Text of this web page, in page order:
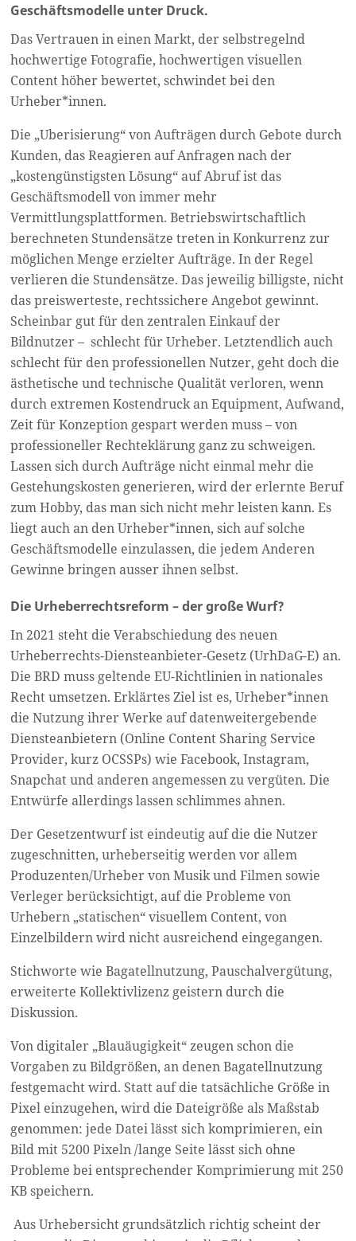
Geschäftsmodelle unter Druck.
Das Vertrauen in einen Markt, der selbstregelnd
hochwertige Fotografie, hochwertigen visuellen
Content höher bewertet, schwindet bei den
Urheber*innen.
Die „Uberisierung“ von Aufträgen durch Gebote durch
Kunden, das Reagieren auf Anfragen nach der
„kostengünstigsten Lösung“ auf Abruf ist das
Geschäftsmodell von immer mehr
Vermittlungsplattformen. Betriebswirtschaftlich
berechneten Stundensätze treten in Konkurrenz zur
möglichen Menge erzielter Aufträge. In der Regel
verlieren die Stundensätze. Das jeweilig billigste, nicht
das preiswerteste, rechtssichere Angebot gewinnt.
Scheinbar gut für den zentralen Einkauf der
Bildnutzer – schlecht für Urheber. Letztendlich auch
schlecht für den professionellen Nutzer, geht doch die
ästhetische und technische Qualität verloren, wenn
durch extremen Kostendruck an Equipment, Aufwand,
Zeit für Konzeption gespart werden muss – von
professioneller Rechteklärung ganz zu schweigen.
Lassen sich durch Aufträge nicht einmal mehr die
Gestehungskosten generieren, wird der erlernte Beruf
zum Hobby, das man sich nicht mehr leisten kann. Es
liegt auch an den Urheber*innen, sich auf solche
Geschäftsmodelle einzulassen, die jedem Anderen
Gewinne bringen ausser ihnen selbst.
Die Urheberrechtsreform – der große Wurf?
In 2021 steht die Verabschiedung des neuen
Urheberrechts-Diensteanbieter-Gesetz (UrhDaG-E) an.
Die BRD muss geltende EU-Richtlinien in nationales
Recht umsetzen. Erklärtes Ziel ist es, Urheber*innen
die Nutzung ihrer Werke auf datenweitergebende
Diensteanbietern (Online Content Sharing Service
Provider, kurz OCSSPs) wie Facebook, Instagram,
Snapchat und anderen angemessen zu vergüten. Die
Entwürfe allerdings lassen schlimmes ahnen.
Der Gesetzentwurf ist eindeutig auf die die Nutzer
zugeschnitten, urheberseitig werden vor allem
Produzenten/Urheber von Musik und Filmen sowie
Verleger berücksichtigt, auf die Probleme von
Urhebern „statischen“ visuellem Content, von
Einzelbildern wird nicht ausreichend eingegangen.
Stichworte wie Bagatellnutzung, Pauschalvergütung,
erweiterte Kollektivlizenz geistern durch die
Diskussion.
Von digitaler „Blauäugigkeit“ zeugen schon die
Vorgaben zu Bildgrößen, an denen Bagatellnutzung
festgemacht wird. Statt auf die tatsächliche Größe in
Pixel einzugehen, wird die Dateigröße als Maßstab
genommen: jede Datei lässt sich komprimieren, ein
Bild mit 5200 Pixeln /lange Seite lässt sich ohne
Probleme bei entsprechender Komprimierung mit 250
KB speichern.
Aus Urhebersicht grundsätzlich richtig scheint der